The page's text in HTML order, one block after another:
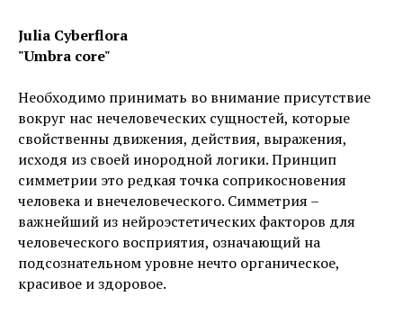
Julia Cyberflora
"Umbra core"
Необходимо принимать во внимание присутствие
вокруг нас нечеловеческих сущностей, которые
свойственны движения, действия, выражения,
исходя из своей инородной логики. Принцип
симметрии это редкая точка соприкосновения
человека и внечеловеческого. Симметрия –
важнейший из нейроэстетических факторов для
человеческого восприятия, означающий на
подсознательном уровне нечто органическое,
красивое и здоровое.